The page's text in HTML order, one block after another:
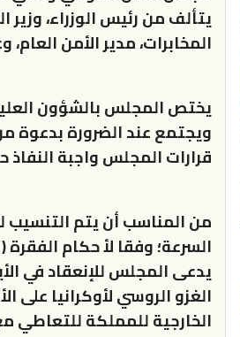
يتألف من رئيس الوزراء، وزير
المخابرات، مدير الأمن
يختص المجلس بالشؤون
ويجتمع عند الضرورة
قرارات المجلس واجبة
من المناسب أن يتم
يدعى المجلس للإنعقاد في
الغزو الروسي لأوكرانيا على
الخارجية للمملكة للتعاطي